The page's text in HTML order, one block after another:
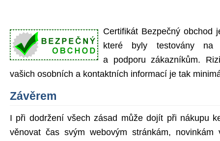
Certifikát Bezpečný obchod
které byly testovány na
a podporu zákazníkům.
vašich osobních a kontaktních informací je tak
Závěrem
I při dodržení všech zásad může dojít při nákupu
věnovat čas svým webovým stránkám,